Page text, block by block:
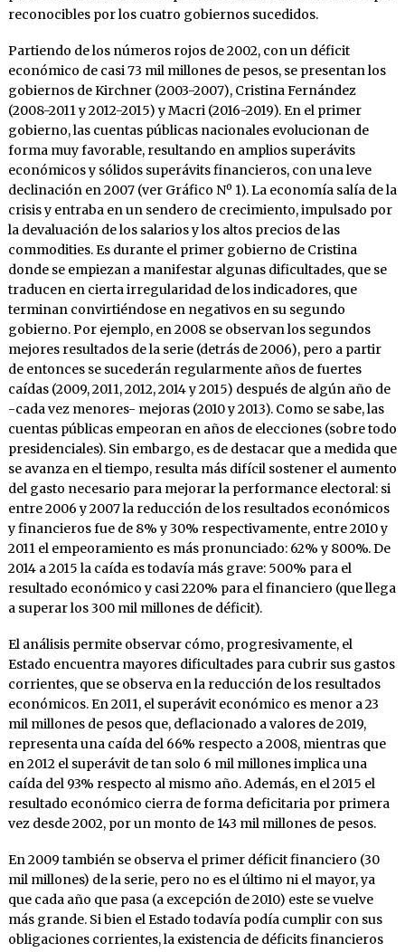
reconocibles por los cuatro gobiernos sucedidos.
Partiendo de los números rojos de 2002, con un déficit
económico de casi 73 mil millones de pesos, se presentan los
gobiernos de Kirchner (2003-2007), Cristina Fernández
(2008-2011 y 2012-2015) y Macri (2016-2019). En el primer
gobierno, las cuentas públicas nacionales evolucionan de
forma muy favorable, resultando en amplios superávits
económicos y sólidos superávits financieros, con una leve
declinación en 2007 (ver Gráfico Nº 1). La economía salía de la
crisis y entraba en un sendero de crecimiento, impulsado por
la devaluación de los salarios y los altos precios de las
commodities. Es durante el primer gobierno de Cristina
donde se empiezan a manifestar algunas dificultades, que se
traducen en cierta irregularidad de los indicadores, que
terminan convirtiéndose en negativos en su segundo
gobierno. Por ejemplo, en 2008 se observan los segundos
mejores resultados de la serie (detrás de 2006), pero a partir
de entonces se sucederán regularmente años de fuertes
caídas (2009, 2011, 2012, 2014 y 2015) después de algún año de
-cada vez menores- mejoras (2010 y 2013). Como se sabe, las
cuentas públicas empeoran en años de elecciones (sobre todo
presidenciales). Sin embargo, es de destacar que a medida que
se avanza en el tiempo, resulta más difícil sostener el aumento
del gasto necesario para mejorar la performance electoral: si
entre 2006 y 2007 la reducción de los resultados económicos
y financieros fue de 8% y 30% respectivamente, entre 2010 y
2011 el empeoramiento es más pronunciado: 62% y 800%. De
2014 a 2015 la caída es todavía más grave: 500% para el
resultado económico y casi 220% para el financiero (que llega
a superar los 300 mil millones de déficit).
El análisis permite observar cómo, progresivamente, el
Estado encuentra mayores dificultades para cubrir sus gastos
corrientes, que se observa en la reducción de los resultados
económicos. En 2011, el superávit económico es menor a 23
mil millones de pesos que, deflacionado a valores de 2019,
representa una caída del 66% respecto a 2008, mientras que
en 2012 el superávit de tan solo 6 mil millones implica una
caída del 93% respecto al mismo año. Además, en el 2015 el
resultado económico cierra de forma deficitaria por primera
vez desde 2002, por un monto de 143 mil millones de pesos.
En 2009 también se observa el primer déficit financiero (30
mil millones) de la serie, pero no es el último ni el mayor, ya
que cada año que pasa (a excepción de 2010) este se vuelve
más grande. Si bien el Estado todavía podía cumplir con sus
obligaciones corrientes, la existencia de déficits financieros